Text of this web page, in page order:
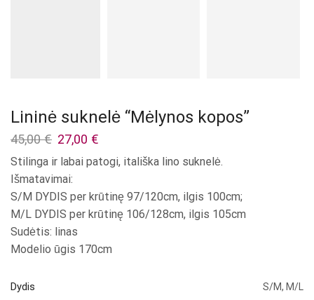
Lininė suknelė “Mėlynos kopos”
45,00€ Original
was:
45,00 €.
27,00 €
is:
Stilinga ir labai patogi, itališka lino suknelė.
Išmatavimai:
S/M DYDIS per krūtinę 97/120cm, ilgis 100cm;
M/L DYDIS per krūtinę 106/128cm, ilgis 105cm
Sudėtis: linas
Modelio ūgis 170cm
Dydis S/M, M/L